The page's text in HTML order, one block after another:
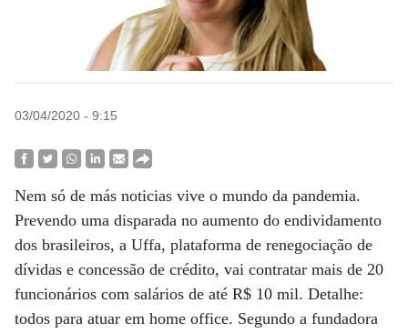
03/04/2020 - 9:15
Nem só de más noticias vive o mundo da pandemia.
Prevendo uma disparada no aumento do endividamento
dos brasileiros, a Uffa, plataforma de renegociação de
dívidas e concessão de crédito, vai contratar mais de 20
funcionários com salários de até R$ 10 mil. Detalhe:
todos para atuar em home office. Segundo a fundadora